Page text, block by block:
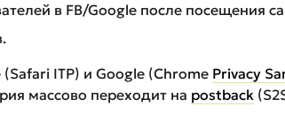
в FB/Google после посещения
ITP) и Google (Chrome Privacy
массово переходит на postback